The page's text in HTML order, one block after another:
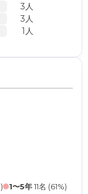
3人
3人
1人
1〜5年11名 (61%)